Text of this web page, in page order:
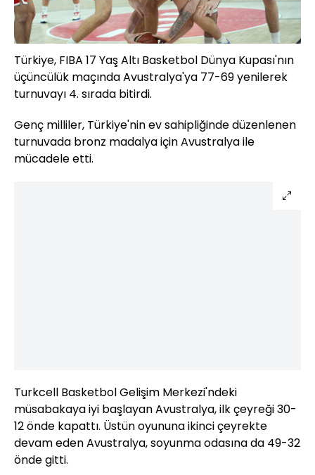
Türkiye, FIBA 17 Yaş Altı Basketbol Dünya Kupası'nın
üçüncülük maçında Avustralya'ya 77-69 yenilerek
turnuvayı 4. sırada bitirdi.
Genç milliler, Türkiye'nin ev sahipliğinde düzenlenen
turnuvada bronz madalya için Avustralya ile
mücadele etti.
Turkcell Basketbol Gelişim Merkezi'ndeki
müsabakaya iyi başlayan Avustralya, ilk çeyreği 30-
12 önde kapattı. Üstün oyununa ikinci çeyrekte
devam eden Avustralya, soyunma odasına da 49-32
önde gitti.